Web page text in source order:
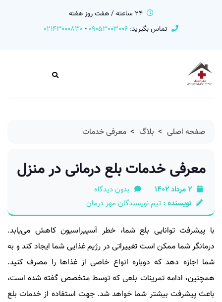
24 ساعته / هفت روز هفته
تماس بگیرید: 09053003006
-
02143000830
صفحه اصلی > بلاگ > معرفی خدمات
معرفی خدمات بلع درمانی در منزل
2 مرداد 1402
بدون دیدگاه
نویسنده : تیم نویسندگان مهر درمان
با پیشرفت توانایی بلع شما، خطر آسپیراسیون کاهش می‌یابد.
درمانگر شما ممکن است تغییراتی در رژیم غذایی شما ایجاد کند و به
شما اجازه دهد که دوباره انواع خاصی از غذاها را مصرف کنید.
همچنین، ادامه تمرینات بلعی که توسط متخصص گفته شده است،
باعث پیشرفت بیشتر شما خواهد شد. جهت استفاده از خدمات بلع